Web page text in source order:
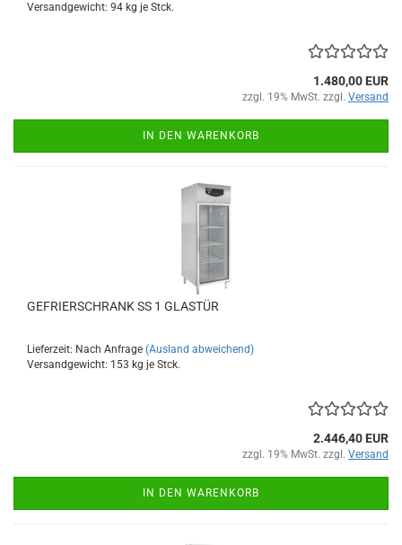
Versandgewicht: 94 kg je Stck.
1.480,00 EUR
zzgl. 19% MwSt. zzgl. Versand
IN DEN WARENKORB
GEFRIERSCHRANK SS 1 GLASTÜR
Lieferzeit: Nach Anfrage (Ausland abweichend)
Versandgewicht: 153 kg je Stck.
2.446,40 EUR
zzgl. 19% MwSt. zzgl. Versand
IN DEN WARENKORB